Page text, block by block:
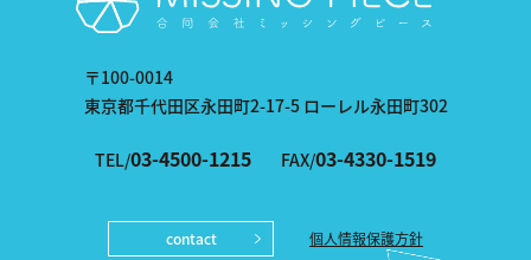
〒100-0014
東京都千代田区永田町2-17-5 ローレル永田町302
TEL/03-4500-1215 FAX/03-4330-1519
contact 個人情報保護方針